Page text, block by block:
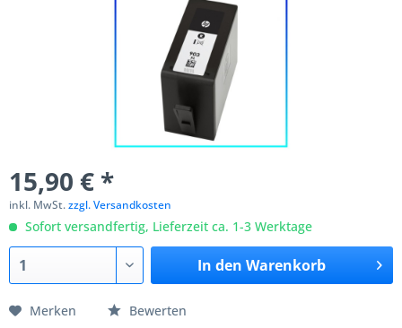
15,90 € *
inkl. MwSt.zzgl. Versandkosten
Sofort versandfertig, Lieferzeit ca. 1-3 Werktage
In den Warenkorb
Merken Bewerten